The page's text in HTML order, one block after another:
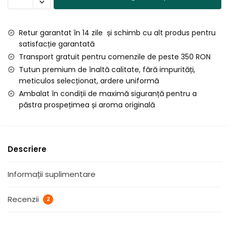
Marlboro
Original
Galeata
si
Punga,
1
Retur garantat în 14 zile și schimb cu alt produs pentru
satisfacție garantată
Transport gratuit pentru comenzile de peste 350 RON
Tutun premium de înaltă calitate, fără impurități,
meticulos selecționat, ardere uniformă
Ambalat în condiții de maximă siguranță pentru a
păstra prospețimea și aroma originală
Descriere
Informații suplimentare
Recenzii 2